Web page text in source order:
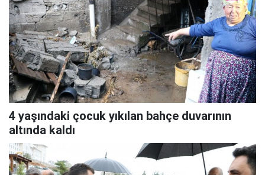
4 yaşındaki çocuk yıkılan bahçe duvarının
altında kaldı